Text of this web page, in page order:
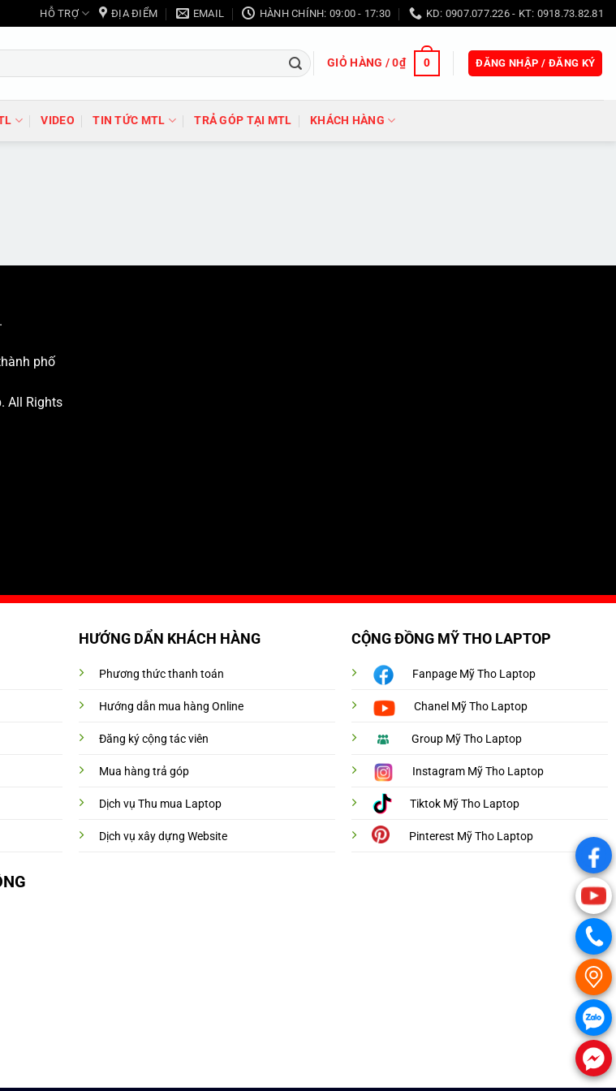
HỖ TRỢ ĐỊA ĐIỂM EMAIL HÀNH CHÍNH: 09:00 - 17:30 KD: 0907.077.226 - KT: 0918.73.82.81
GIỎ HÀNG /0₫ 0 ĐĂNG NHẬP / ĐĂNG KÝ
VIDEO TIN TỨC MTL TRẢ GÓP TẠI MTL KHÁCH HÀNG
phố
. All Rights
HƯỚNG DẨN KHÁCH HÀNG
Phương thức thanh toán
Hướng dẫn mua hàng Online
Đăng ký cộng tác viên
Mua hàng trả góp
Dịch vụ Thu mua Laptop
Dịch vụ xây dựng Website
CỘNG ĐỒNG MỸ THO LAPTOP
Fanpage Mỹ Tho Laptop
Chanel Mỹ Tho Laptop
Group Mỹ Tho Laptop
Instagram Mỹ Tho Laptop
Tiktok Mỹ Tho Laptop
Pinterest Mỹ Tho Laptop
.
.
.
.
.
.